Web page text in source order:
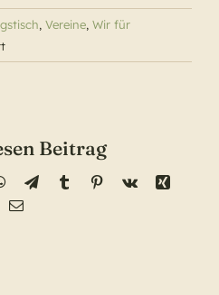
, Vereine, Wir für
für
Ein
der
Grillhütte
Beitrag
WhatsApp
TelegramTumblrPinterest
Vk
Xing
E-